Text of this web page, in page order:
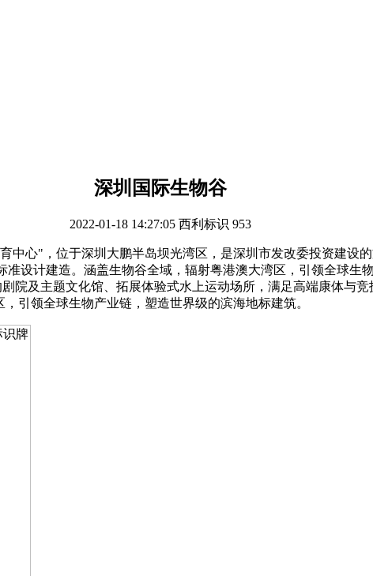
深圳国际生物谷
2022-01-18 14:27:05 西利标识 953
心"，位于深圳大鹏半岛坝光湾区，是深圳市发改委投资建设
设计建造。涵盖生物谷全域，辐射粤港澳大湾区，引领全球生
院及主题文化馆、拓展体验式水上运动场所，满足高端康体与
引领全球生物产业链，塑造世界级的滨海地标建筑。